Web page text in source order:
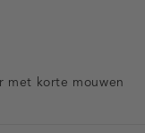
met korte mouwen